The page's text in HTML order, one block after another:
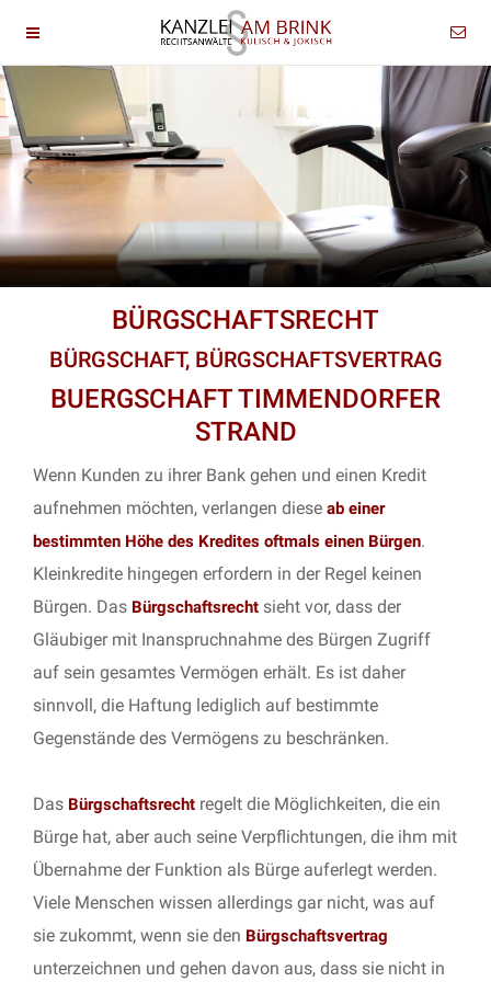
BÜRGSCHAFTSRECHT
BÜRGSCHAFT, BÜRGSCHAFTSVERTRAG
BUERGSCHAFT TIMMENDORFER
STRAND
Wenn Kunden zu ihrer Bank gehen und einen Kredit
aufnehmen möchten, verlangen diese ab einer
bestimmten Höhe des Kredites oftmals einen Bürgen.
Kleinkredite hingegen erfordern in der Regel keinen
Bürgen. Das Bürgschaftsrecht sieht vor, dass der
Gläubiger mit Inanspruchnahme des Bürgen Zugriff
auf sein gesamtes Vermögen erhält. Es ist daher
sinnvoll, die Haftung lediglich auf bestimmte
Gegenstände des Vermögens zu beschränken.
Das Bürgschaftsrecht regelt die Möglichkeiten, die ein
Bürge hat, aber auch seine Verpflichtungen, die ihm mit
Übernahme der Funktion als Bürge auferlegt werden.
Viele Menschen wissen allerdings gar nicht, was auf
sie zukommt, wenn sie den Bürgschaftsvertrag
unterzeichnen und gehen davon aus, dass sie nicht in